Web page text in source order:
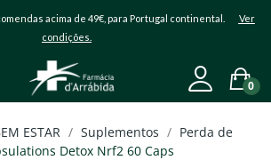
acima de 49€, para Portugal continental. Ver
condições.
0
ESTAR Suplementos
Perda de
Detox Nrf2 60 Caps